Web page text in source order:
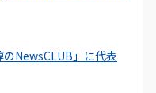
のNewsCLUB」に代表